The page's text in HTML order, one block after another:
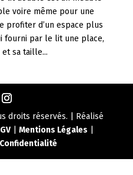
voire même pour une
profiter d’un espace plus
fourni par le lit une place,
sa taille...
droits réservés. | Réalisé
| Mentions Légales